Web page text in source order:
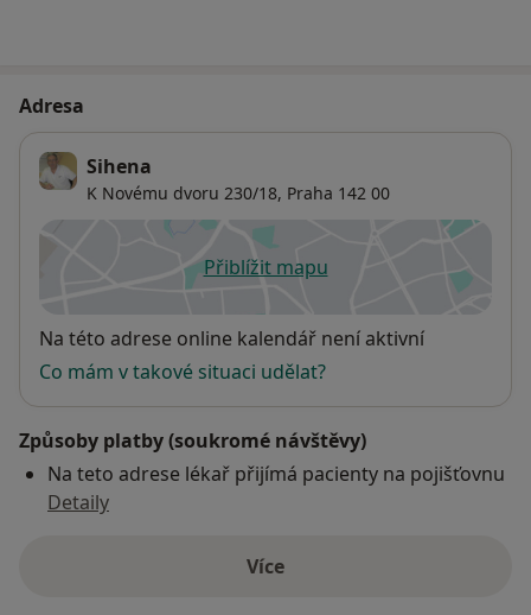
Adresa
Sihena
K Novému dvoru 230/18, Praha 142 00
Přiblížit mapuse otevře v nové záložce
Dostupnost
Na této adrese online kalendář není aktivní
Co mám v takové situaci udělat?
Způsoby platby (soukromé návštěvy)
Na teto adrese lékař přijímá pacienty na pojišťovnu
Detaily
Víceo adrese